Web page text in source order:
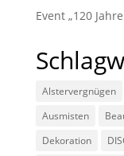
Event „120
Alstervergnügen
Ausmisten
Dekoration